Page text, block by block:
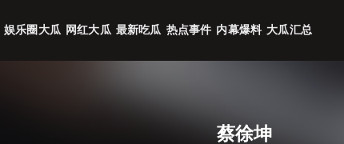
娱乐圈大瓜 网红大瓜 最新吃瓜 热点事件 内幕爆料 大瓜汇总
蔡徐坤